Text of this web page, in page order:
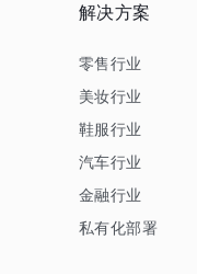
解决方案
零售行业
美妆行业
鞋服行业
汽车行业
金融行业
私有化部署